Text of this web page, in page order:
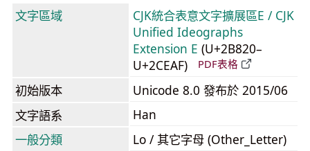
文字區域
CJK統合表意文字擴展區E / CJK
Unified Ideographs
Extension E (U+2B820–
U+2CEAF)
PDF表格
初始版本
Unicode 8.0 發布於 2015/06
文字語系
Han
一般分類
Lo / 其它字母 (Other_Letter)